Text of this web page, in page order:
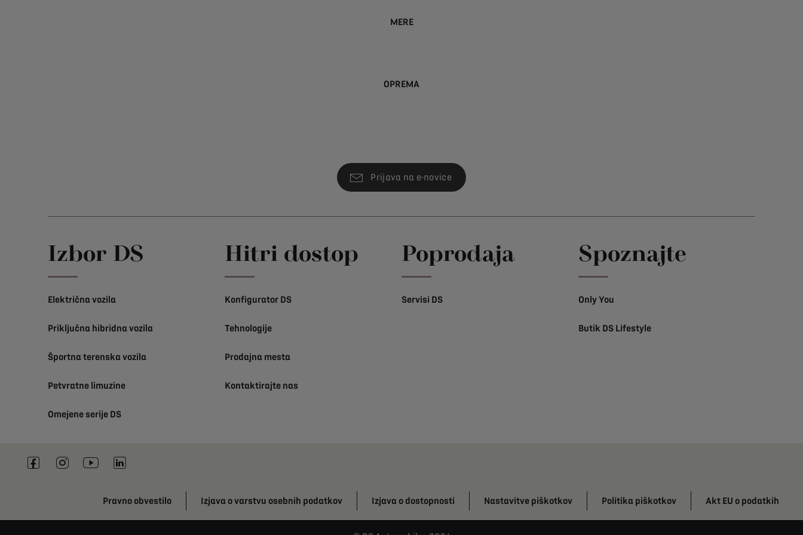
MERE
OPREMA
Prijava na e-novice
Izbor DS
Električna vozila
Priključna hibridna vozila
Športna terenska vozila
Petvratne limuzine
Omejene serije DS
Hitri dostop
Konfigurator DS
Tehnologije
Prodajna mesta
Kontaktirajte nas
Poprodaja
Servisi DS
Spoznajte
Only You
Butik DS Lifestyle
Pravno obvestilo Izjava o varstvu osebnih podatkov Izjava o dostopnosti Nastavitve piškotkov Politika piškotkov Akt EU o podatkih